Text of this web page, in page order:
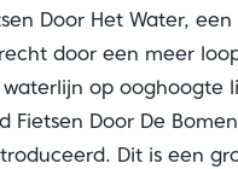
Door Het Water, een
door een meer
op ooghoogte
Fietsen Door De
Dit is een